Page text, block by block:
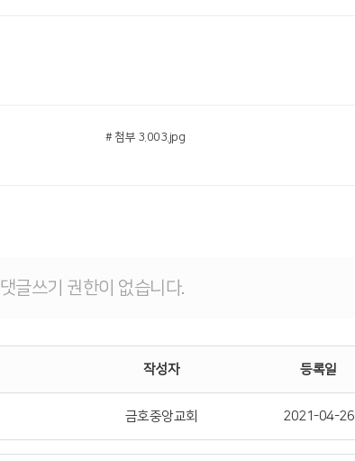
# 첨부 3.003.jpg
댓글쓰기 권한이 없습니다.
작성자 등록일
금호중앙교회 2021-04-26